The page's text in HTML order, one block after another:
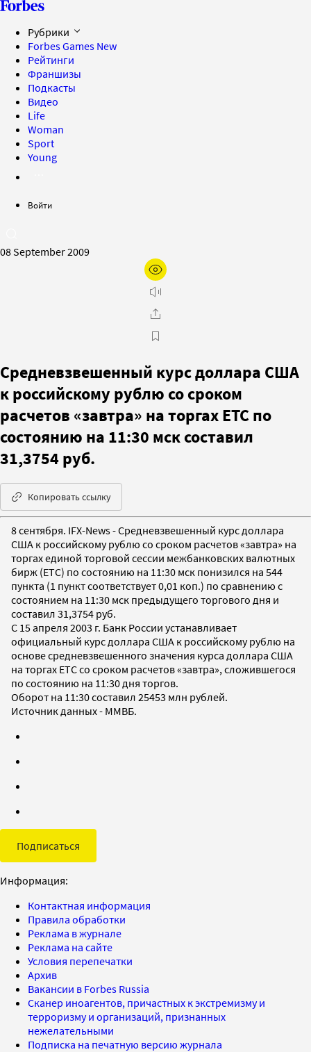
Рубрики
Forbes Games New
Рейтинги
Франшизы
Подкасты
Видео
Life
Woman
Sport
Young
Войти
08 September 2009
Средневзвешенный курс доллара США
к российскому рублю со сроком
расчетов «завтра» на торгах ETC по
состоянию на 11:30 мск составил
31,3754 руб.
Копировать ссылку
8 сентября. IFX-News - Средневзвешенный курс доллара
США к российскому рублю со сроком расчетов «завтра» на
торгах единой торговой сессии межбанковских валютных
бирж (ETC) по состоянию на 11:30 мск понизился на 544
пункта (1 пункт соответствует 0,01 коп.) по сравнению с
состоянием на 11:30 мск предыдущего торгового дня и
составил 31,3754 руб.
С 15 апреля 2003 г. Банк России устанавливает
официальный курс доллара США к российскому рублю на
основе средневзвешенного значения курса доллара США
на торгах ETC со сроком расчетов «завтра», сложившегося
по состоянию на 11:30 дня торгов.
Оборот на 11:30 составил 25453 млн рублей.
Источник данных - ММВБ.
Подписаться
Информация:
Контактная информация
Правила обработки
Реклама в журнале
Реклама на сайте
Условия перепечатки
Архив
Вакансии в Forbes Russia
Сканер иноагентов, причастных к экстремизму и
терроризму и организаций, признанных
нежелательными
Подписка на печатную версию журнала